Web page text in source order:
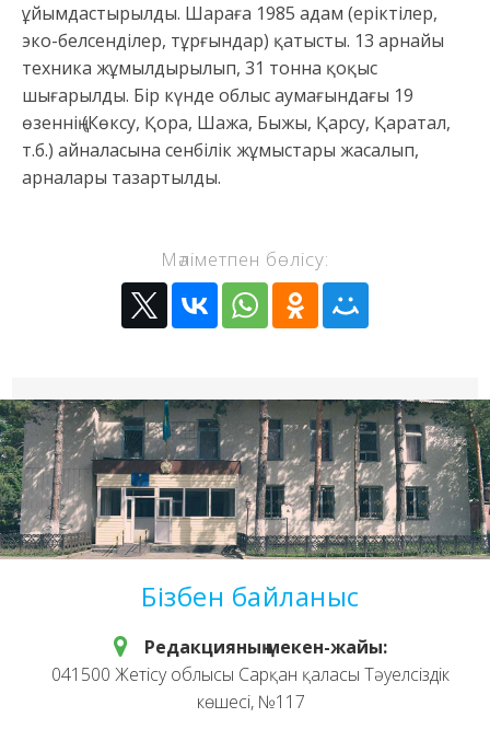
ұйымдастырылды. Шараға 1985 адам (еріктілер,
эко-белсенділер, тұрғындар) қатысты. 13 арнайы
техника жұмылдырылып, 31 тонна қоқыс
шығарылды. Бір күнде облыс аумағындағы 19
өзеннің (Көксу, Қора, Шажа, Быжы, Қарсу, Қаратал,
т.б.) айналасына сенбілік жұмыстары жасалып,
арналары тазартылды.
Мәліметпен бөлісу:
Бізбен байланыс
Редакцияның мекен-жайы:
041500 Жетісу облысы Сарқан қаласы Тәуелсіздік
көшесі, №117